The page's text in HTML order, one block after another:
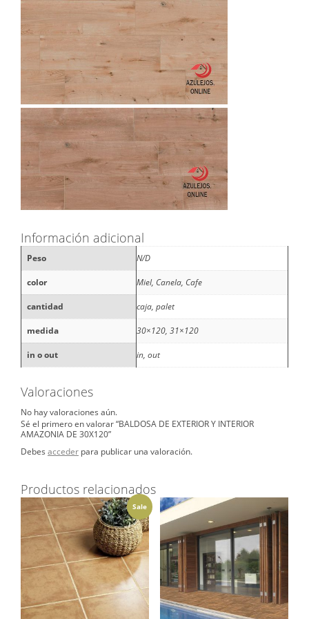
Información adicional
Peso N/D
color Miel, Canela, Cafe
cantidad caja, palet
medida 30×120, 31×120
in o out in, out
Valoraciones
No hay valoraciones aún.
Sé el primero en valorar “BALDOSA DE EXTERIOR Y INTERIOR
AMAZONIA DE 30X120”
Debes acceder para publicar una valoración.
Productos relacionados
Sale